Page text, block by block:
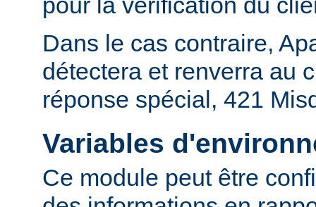
Dans le cas contraire,
détectera et renverra au
réponse spécial, 421
Variables
Ce module peut être